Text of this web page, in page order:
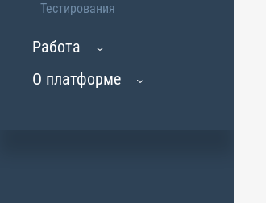
Тестирования
Работа
О платформе